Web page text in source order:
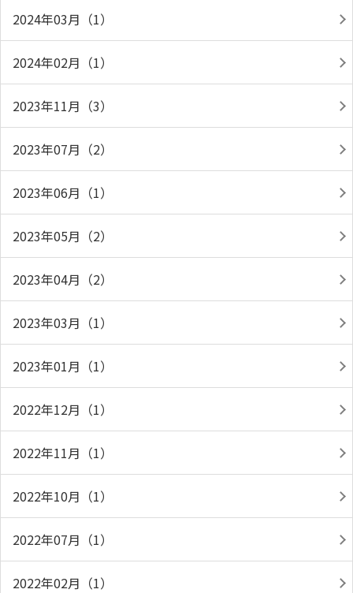
2024年03月（1）
2024年02月（1）
2023年11月（3）
2023年07月（2）
2023年06月（1）
2023年05月（2）
2023年04月（2）
2023年03月（1）
2023年01月（1）
2022年12月（1）
2022年11月（1）
2022年10月（1）
2022年07月（1）
2022年02月（1）